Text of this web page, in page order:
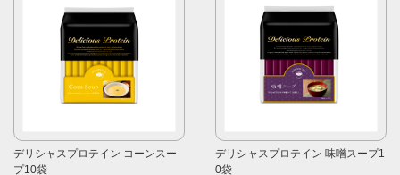
デリシャスプロテイン コーンスー
プ10袋
デリシャスプロテイン 味噌スープ1
0袋